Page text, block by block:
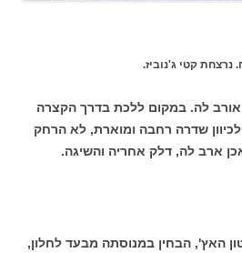
נרצחת קטי ג'נוביז.
לה. במקום ללכת בדרך הקצרה
שדרה רחבה ומוארת, לא הרחק
ארב לה, דלק אחריה והשיגה.
האץ', הבחין במנוסתה מבעד לחלון,